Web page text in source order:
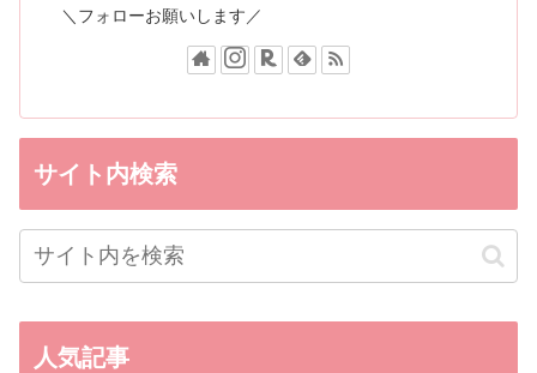
＼フォローお願いします／
サイト内検索
人気記事